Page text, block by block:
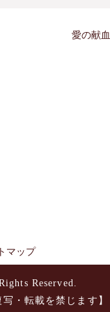
愛の献血
マップ
Reserved.
・転載を禁じます】